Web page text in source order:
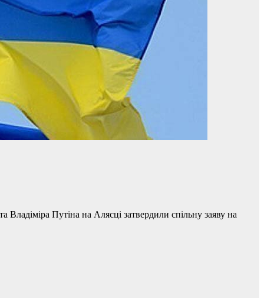
Путіна на Алясці затвердили спільну заяву на